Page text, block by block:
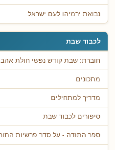
נבואת ירמיהו לעם ישראל
לכבוד שבת
חוברת: שבת קודש נפשי חולת
מתכונים
מדריך למתחילים
סיפורים לכבוד שבת
ספר התודה - על סדר פרשיות